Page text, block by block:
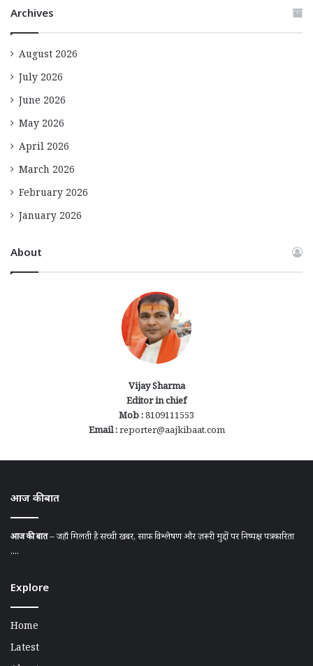
Archives
August 2026
July 2026
June 2026
May 2026
April 2026
March 2026
February 2026
January 2026
About
Vijay Sharma
Editor in chief
Mob :8109111553
Email :reporter@aajkibaat.com
आज की बात
आज की बात– जहाँ मिलती है सच्ची खबर, साफ़ विश्लेषण और ज़रूरी मुद्दों पर निष्पक्ष पत्रकारिता
....
Explore
Home
Latest